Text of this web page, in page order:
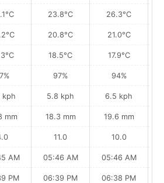
kph
mm
AM
PM
23.8°C
20.8°C
18.5°C
97%
5.8 kph
18.3 mm
11.0
05:46 AM
06:39 PM
26.3°C
21.0°C
17.9°C
94%
6.5 kph
19.6 mm
10.0
05:46 AM
06:38 PM